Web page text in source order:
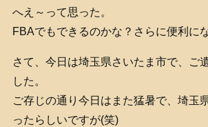
へえ～って思った。
FBAでもできるのかな？さらに便利に
さて、今日は埼玉県さいたま市で、ご
した。
ご存じの通り今日はまた猛暑で、埼玉
ったらしいですが(笑)